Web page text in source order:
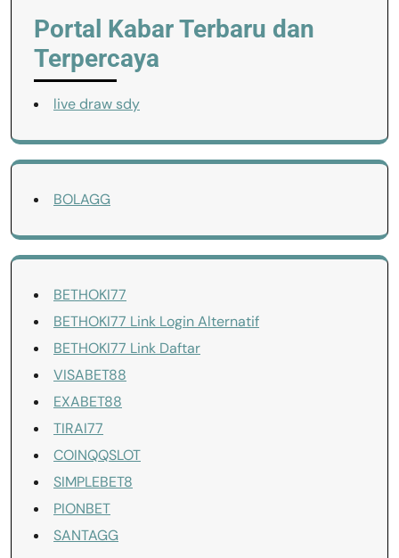
Portal Kabar Terbaru dan
Terpercaya
live draw sdy
BOLAGG
BETHOKI77
BETHOKI77 Link Login Alternatif
BETHOKI77 Link Daftar
VISABET88
EXABET88
TIRAI77
COINQQSLOT
SIMPLEBET8
PIONBET
SANTAGG